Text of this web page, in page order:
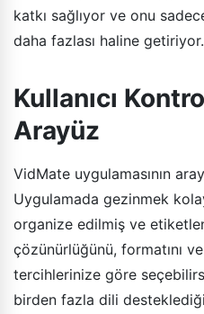
katkı sağlıyor ve onu
daha fazlası haline getiriyor.
Kullanıcı
Arayüz
VidMate uygulamasının
Uygulamada gezinmek
organize edilmiş ve
çözünürlüğünü, formatını
tercihlerinize göre
birden fazla dili